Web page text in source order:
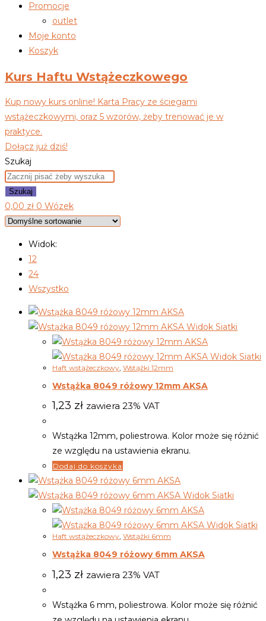
Promocje
outlet
Moje konto
Koszyk
Kurs Haftu Wstążeczkowego
Kup nowy kurs online! Karta Pracy ze ściegami
wstążeczkowymi, oraz 5 wzorów, żeby trenować je w
praktyce.
Dołącz już dziś!
Szukaj
Szukaj
0,00 zł 0 Wózek
Widok:
12
24
Wszystko
Widok Siatki
Widok Siatki
Haft wstążeczkowy, Wstążki 12mm
Wstążka 8049 różowy 12mm AKSA
1,23 zł zawiera 23% VAT
Wstążka 12mm, poliestrowa. Kolor może się różnić
ze względu na ustawienia ekranu.
Dodaj do koszyka
Widok Siatki
Widok Siatki
Haft wstążeczkowy, Wstążki 6mm
Wstążka 8049 różowy 6mm AKSA
1,23 zł zawiera 23% VAT
Wstążka 6 mm, poliestrowa. Kolor może się różnić